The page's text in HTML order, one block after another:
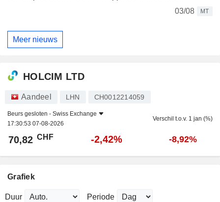
03/08
MT
Meer nieuws
HOLCIM LTD
Aandeel LHN CH0012214059
Beurs gesloten - Swiss Exchange
17:30:53 07-08-2026
Verschil t.o.v. 1 jan (%)
70,82 CHF -2,42% -8,92%
Grafiek
Duur Periode